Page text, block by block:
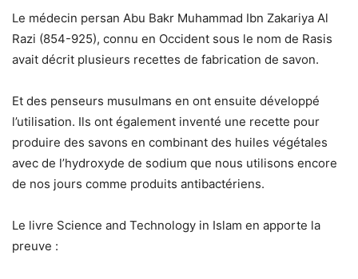
Le médecin persan Abu Bakr Muhammad Ibn Zakariya Al
Razi (854-925), connu en Occident sous le nom de Rasis
avait décrit plusieurs recettes de fabrication de savon.
Et des penseurs musulmans en ont ensuite développé
l’utilisation. Ils ont également inventé une recette pour
produire des savons en combinant des huiles végétales
avec de l’hydroxyde de sodium que nous utilisons encore
de nos jours comme produits antibactériens.
Le livre Science and Technology in Islam en apporte la
preuve :